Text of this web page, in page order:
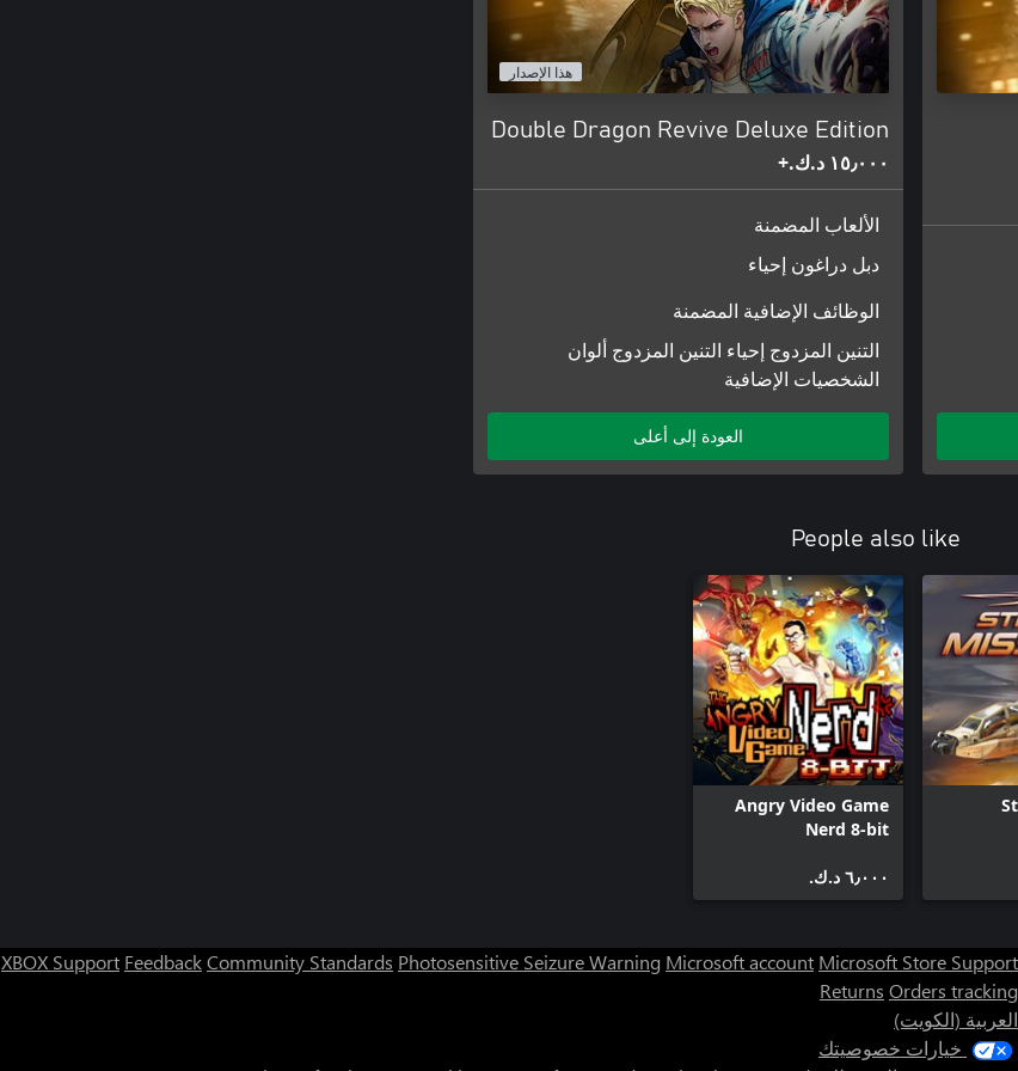
هذا الإصدار
Double Dragon Revive Deluxe Edition
١٥٫٠٠٠ د.ك.‏+
الألعاب المضمنة
دبل دراغون إحياء
الوظائف الإضافية المضمنة
التنين المزدوج إحياء التنين المزدوج ألوان
الشخصيات الإضافية
العودة إلى أعلى
People also like
Angry Video Game
Nerd 8-bit
٦٫٠٠٠ د.ك.‏
XBOX Support FeedbackCommunity Standards Photosensitive Seizure Warning Microsoft account Microsoft Store Support
Returns Orders tracking
العربية (الكويت)
خيارات خصوصيتك